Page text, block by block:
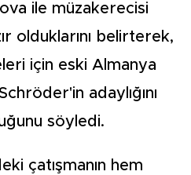
ile müzakerecisi
olduklarını belirterek,
için eski Almanya
adaylığını
söyledi.
çatışmanın hem